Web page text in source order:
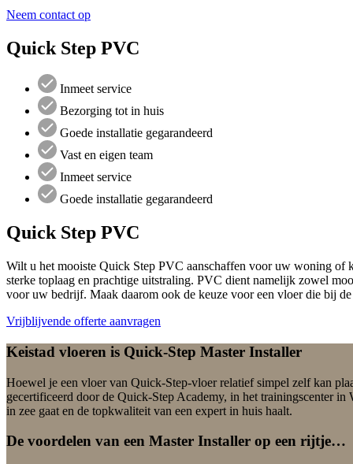
Neem contact op
Quick Step PVC
Inmeet service
Bezorging tot in huis
Goede installatie gegarandeerd
Vast en eigen team
Inmeet service
Goede installatie gegarandeerd
Quick Step PVC
Wilt u het mooiste Quick Step PVC aanschaffen voor uw woning
sterke toplaag en prachtige uitstraling. PVC dient namelijk zowel
voor uw bedrijf. Maak daarom ook de keuze voor een vloer die bij
Vrijblijvende offerte aanvragen
Keistad vloeren is Quick-Step Master Installer
Hoewel je een vloer van Quick-Step-vloer relatief simpel zelf kan
gecertificeerd door de Quick-Step Academy, in het trainingscenter
in zee gaat en de topkwaliteit van een expert in huis haalt.
De voordelen van een Master Installer op een rijtje…